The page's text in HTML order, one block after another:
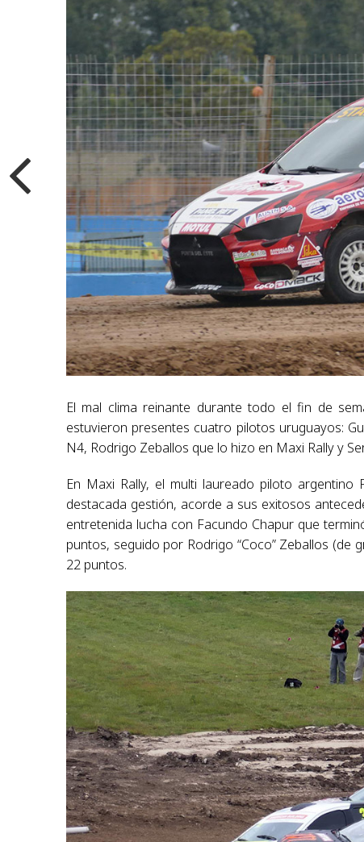
El mal clima reinante durante todo el fin de
estuvieron presentes cuatro pilotos uruguayos:
N4, Rodrigo Zeballos que lo hizo en Maxi Rally y
En Maxi Rally, el multi laureado piloto argentino
destacada gestión, acorde a sus exitosos
entretenida lucha con Facundo Chapur que
puntos, seguido por Rodrigo “Coco” Zeballos
22 puntos.